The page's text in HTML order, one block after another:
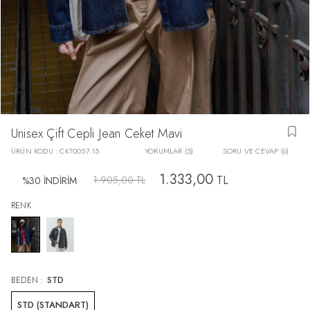
Unisex Çift Cepli Jean Ceket Mavi
ÜRÜN KODU :CKT0057.15 YORUMLAR (5) SORU VE CEVAP (6)
%30 İNDİRİM 1.905,00TL 1.333,00 TL
RENK
BEDEN : STD
STD (STANDART)